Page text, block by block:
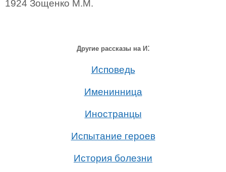
1924 Зощенко М.М.
Другие рассказы на И:
Исповедь
Именинница
Иностранцы
Испытание героев
История болезни